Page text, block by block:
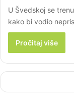
U Švedskoj se
kako bi vodio
Pročitaj više